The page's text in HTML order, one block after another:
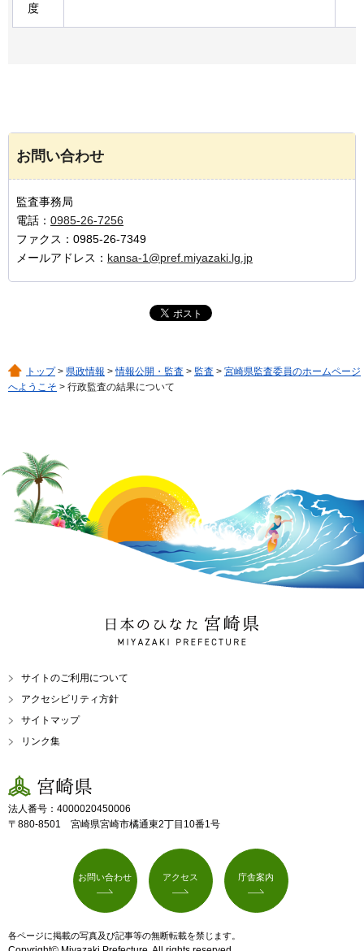
度
お問い合わせ
監査事務局
電話： 0985-26-7256
ファクス：0985-26-7349
メールアドレス： kansa-1@pref.miyazaki.lg.jp
トップ> 県政情報 >情報公開・監査 > 監査 > 宮崎県監査委員のホームページ
へようこそ > 行政監査の結果について
日本のひなた 宮崎県
MIYAZAKI PREFECTURE
サイトのご利用について
アクセシビリティ方針
サイトマップ
リンク集
宮崎県
法人番号：4000020450006
〒880-8501 宮崎県宮崎市橘通東2丁目10番1号
お問い合わせ アクセス 庁舎案内
各ページに掲載の写真及び記事等の無断転載を禁じます。